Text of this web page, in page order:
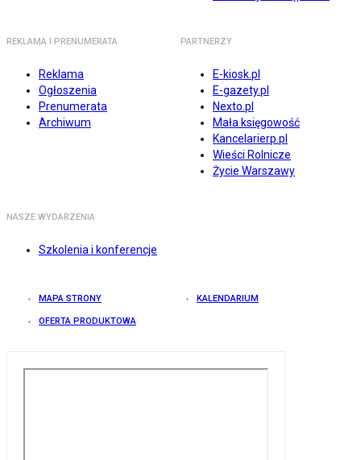
REKLAMA I PRENUMERATA
Reklama
Ogłoszenia
Prenumerata
Archiwum
PARTNERZY
E-kiosk.pl
E-gazety.pl
Nexto.pl
Mała księgowość
Kancelarierp.pl
Wieści Rolnicze
Życie Warszawy
NASZE WYDARZENIA
Szkolenia i konferencje
MAPA STRONY KALENDARIUM
OFERTA PRODUKTOWA